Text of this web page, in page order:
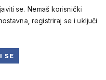
se. Nemaš korisnički
registriraj se i uključi
SE